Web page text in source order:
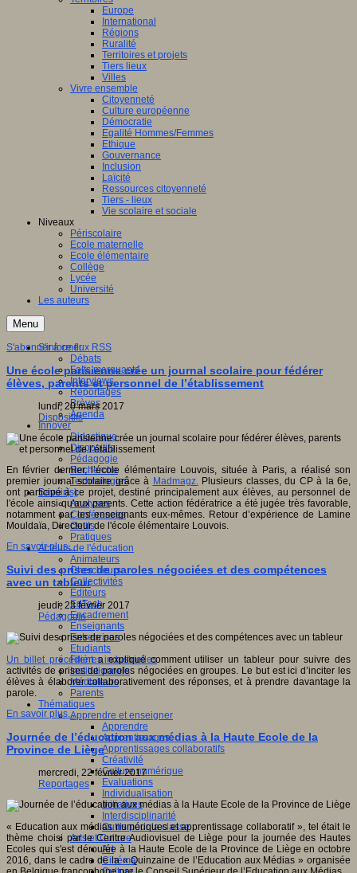
Europe
International
Régions
Ruralité
Territoires et projets
Tiers lieux
Villes
Vivre ensemble
Citoyenneté
Culture européenne
Démocratie
Egalité Hommes/Femmes
Ethique
Gouvernance
Inclusion
Laïcité
Ressources citoyenneté
Tiers - lieux
Vie scolaire et sociale
Niveaux
Périscolaire
Ecole maternelle
Ecole élémentaire
Collège
Lycée
Université
Les auteurs
Menu
S'informer
Débats
Faits marquants
Interviews
Reportages
Brèves
Agenda
Innover
Didactique
Dispositifs
Pédagogie
Recherche
Technologies
Savoir(s)
Analyses
Conférences
Outils
Pratiques
Acteurs de l'éducation
Animateurs
Chercheurs
Collectivités
Editeurs
EdTech
Encadrement
Enseignants
Entreprises
Etudiants
Filières industrielles
Institutionnels
Médiateurs
Parents
Thématiques
Apprendre et enseigner
Apprendre
Apprentissages
Apprentissages collaboratifs
Créativité
Culture numérique
Evaluations
Individualisation
Initiatives
Interdisciplinarité
Outils pour la classe
Arts et Culture
Art
Cinéma
S'abonner à ce flux RSS
Une école parisienne crée un journal scolaire pour fédérer
élèves, parents et personnel de l’établissement
lundi, 20 mars 2017
Dispositifs
En février dernier, l’école élémentaire Louvois, située à Paris, a réalisé son
premier journal scolaire grâce à Madmagz.Plusieurs classes, du CP à la 6e,
ont participé à ce projet, destiné principalement aux élèves, au personnel de
l'école ainsi qu'aux parents. Cette action fédératrice a été jugée très favorable,
notamment par les enseignants eux-mêmes. Retour d’expérience de Lamine
Mouldaïa, Directeur de l'école élémentaire Louvois.
En savoir plus...
Suivi des prises de paroles négociées et des compétences
avec un tableur
jeudi, 23 février 2017
Pédagogie
Un billet précédenta expliqué comment utiliser un tableur pour suivre des
activités de prises de paroles négociées en groupes. Le but est ici d’inciter les
élèves à élaborer collaborativement des réponses, et à prendre davantage la
parole.
En savoir plus...
Journée de l’éducation aux médias à la Haute Ecole de la
Province de Liège
mercredi, 22 février 2017
Reportages
« Education aux médias numériques et apprentissage collaboratif », tel était le
thème choisi par le Centre Audiovisuel de Liège pour la journée des Hautes
Ecoles qui s'est déroulée à la Haute Ecole de la Province de Liège en octobre
2016, dans le cadre de la « Quinzaine de l’Education aux Médias » organisée